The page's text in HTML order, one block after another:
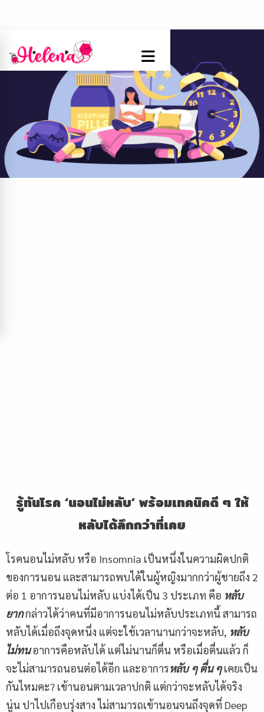
รู้ทันโรค‘นอนไม่หลับ’ พร้อมเทคนิคดี ๆ ให้
หลับได้ลึกกว่าที่เคย
โรคนอนไม่หลับ หรือ Insomnia เป็นหนึ่งในความผิดปกติ
ของการนอน และสามารถพบได้ในผู้หญิงมากกว่าผู้ชายถึง 2
ต่อ 1 อาการนอนไม่หลับ แบ่งได้เป็น 3 ประเภท คือ หลับ
ยากกล่าวได้ว่าคนที่มีอาการนอนไม่หลับประเภทนี้ สามารถ
หลับได้เมื่อถึงจุดหนึ่ง แต่จะใช้เวลานานกว่าจะหลับ, หลับ
ไม่ทนอาการคือหลับได้ แต่ไม่นานก็ตื่น หรือเมื่อตื่นแล้ว ก็
จะไม่สามารถนอนต่อได้อีก และอาการหลับ ๆ ตื่น ๆเคยเป็น
กันไหมคะ? เข้านอนตามเวลาปกติ แต่กว่าจะหลับได้จริง
นู่น ปาไปเกือบรุ่งสาง ไม่สามารถเข้านอนจนถึงจุดที่ Deep